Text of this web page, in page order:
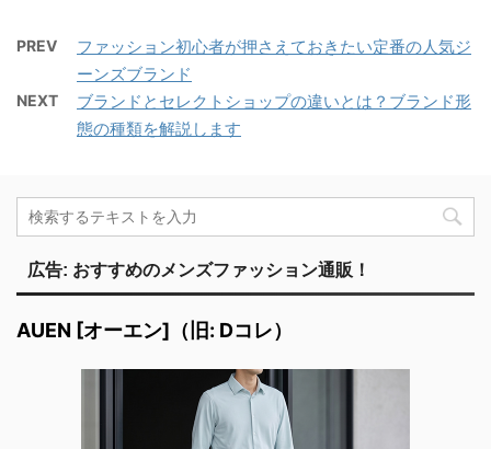
PREV
ファッション初心者が押さえておきたい定番の人気ジ
ーンズブランド
NEXT
ブランドとセレクトショップの違いとは？ブランド形
態の種類を解説します
広告: おすすめのメンズファッション通販！
AUEN [オーエン]（旧: Dコレ）